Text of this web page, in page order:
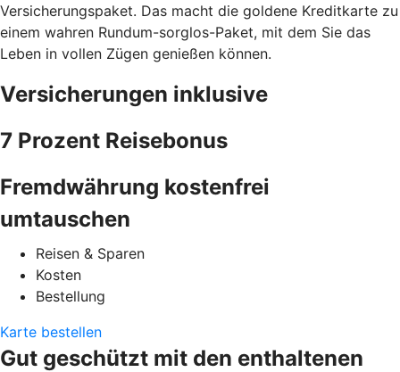
Versicherungspaket. Das macht die goldene Kreditkarte zu
einem wahren Rundum-sorglos-Paket, mit dem Sie das
Leben in vollen Zügen genießen können.
Versicherungen inklusive
7 Prozent Reisebonus
Fremdwährung kostenfrei
umtauschen
Reisen & Sparen
Kosten
Bestellung
Karte bestellen
Gut geschützt mit den enthaltenen